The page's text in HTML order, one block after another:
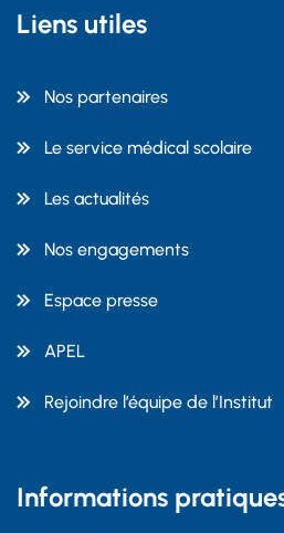
Liens utiles
Nos partenaires
Le service médical scolaire
Les actualités
Nos engagements
Espace presse
APEL
Rejoindre l’équipe de l’Institut
Informations